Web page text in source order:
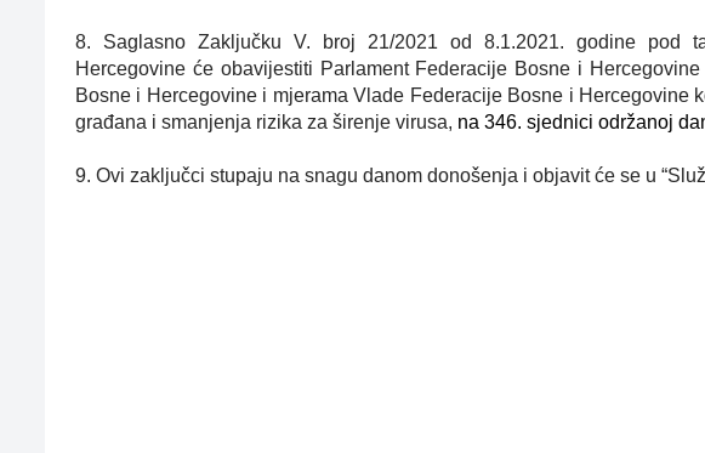
8.
Saglasno Zaključku V. broj 21/2021 od 8.1.2021. godine pod
Hercegovine će obavijestiti Parlament Federacije Bosne i
Bosne i Hercegovine i mjerama Vlade Federacije Bosne i Hercegovine
građana i smanjenja rizika za širenje virusa, na 346. sjednici održanoj
9. Ovi zaključci stupaju na snagu danom donošenja i objavit će se u